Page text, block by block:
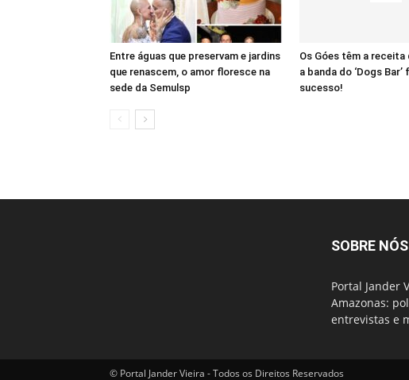
Entre águas que preservam e jardins
que renascem, o amor floresce na
sede da Semulsp
Os Góes têm a receita
a banda do ‘Dogs Bar’
sucesso!
SOBRE NÓS
Portal Jander
Amazonas:
entrevistas e
© Portal Jander Vieira - Todos os Direitos Reservados